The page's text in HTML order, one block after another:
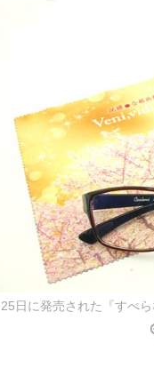
25日に発売された『すべ